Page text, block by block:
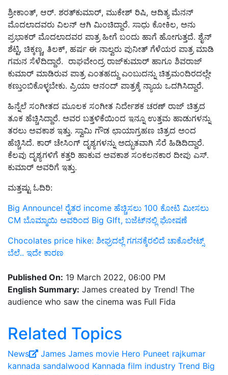
ಶ್ರೀಕಾಂತ್​, ಆರ್​. ಶರತ್​ಕುಮಾರ್, ಮುಕೇಶ್ ರಿಷಿ, ಆದಿತ್ಯ ಮೆನನ್​
ಮೊದಲಾದವರು​ ವಿಲನ್​ ಆಗಿ ಮಿಂಚಿದ್ದಾರೆ. ಸಾಧು ಕೋಕಿಲ, ಅನು
ಪ್ರಭಾಕರ್ ಮೊದಲಾದವರ ಪಾತ್ರ ಹೀಗೆ ಬಂದು ಹಾಗೆ ಹೋಗುತ್ತದೆ. ಶೈನ್​
ಶೆಟ್ಟಿ, ಚಿಕ್ಕಣ್ಣ, ತಿಲಕ್​, ಹರ್ಷ ಈ ನಾಲ್ವರು ಪುನೀತ್ ಗೆಳೆಯರ ಪಾತ್ರ ಮಾಡಿ
ಗಮನ ಸೆಳೆದಿದ್ದಾರೆ. ರಾಘವೇಂದ್ರ ರಾಜ್​ಕುಮಾರ್ ಹಾಗೂ ಶಿವರಾಜ್​
ಕುಮಾರ್ ಮಾಡಿರುವ ಪಾತ್ರ ಎಂತಹದ್ದು ಎಂಬುದನ್ನು ಚಿತ್ರಮಂದಿರದಲ್ಲೇ
ಕಣ್ತುಂಬಿಕೊಳ್ಳಬೇಕು. ಪ್ರಿಯಾ ಆನಂದ್​ ಪಾತ್ರಕ್ಕೆ ನ್ಯಾಯ ಒದಗಿಸಿದ್ದಾರೆ.
ಹಿನ್ನೆಲೆ ಸಂಗೀತದ ಮೂಲಕ ಸಂಗೀತ ನಿರ್ದೇಶಕ ಚರಣ್​ ರಾಜ್ ಚಿತ್ರದ
ತೂಕ ಹೆಚ್ಚಿಸಿದ್ದಾರೆ​. ಅವರ ಬತ್ತಳಿಕೆಯಿಂದ ಇನ್ನೂ ಉತ್ತಮ ಹಾಡುಗಳನ್ನು
ತರಲು ಅವಕಾಶ ಇತ್ತು. ಸ್ವಾಮಿ ಗೌಡ ಛಾಯಾಗ್ರಹಣ ಚಿತ್ರದ ಅಂದ
ಹೆಚ್ಚಿಸಿದೆ. ಕಾರ್​ ಚೇಸಿಂಗ್ ದೃಶ್ಯಗಳನ್ನು ಅದ್ಭುತವಾಗಿ ಸೆರೆ ಹಿಡಿದಿದ್ದಾರೆ.
ಕೆಲವು ದೃಶ್ಯಗಳಿಗೆ ಕತ್ತರಿ ಹಾಕುವ ಅವಕಾಶ ಸಂಕಲನಕಾರ ದೀಪು ಎಸ್​.
ಕುಮಾರ್ ಅವರಿಗೆ ಇತ್ತು.
ಮತ್ತಷ್ಟು ಓದಿರಿ:
Big Announce! ರೈತರ income ಹೆಚ್ಚಿಸಲು 100 ಕೋಟಿ ಮೀಸಲು
CM ಬೊಮ್ಮಾಯಿ ಅವರಿಂದ Big GIft, ಬಜೆಟ್‌ನಲ್ಲಿ ಘೋಷಣೆ
Chocolates price hike: ಶೀಘ್ರದಲ್ಲೆ ಗಗನಕ್ಕೆರಲಿದೆ ಚಾಕೊಲೇಟ್ಸ್‌
ಬೆಲೆ.. ಇದೇ ಕಾರಣ
Published On: 19 March 2022, 06:00 PM
English Summary: James created by Trend! The
audience who saw the cinema was Full Fida
Related Topics
News James James movie Hero Puneet rajkumar
kannada sandalwood Kannada film industry Trend Big